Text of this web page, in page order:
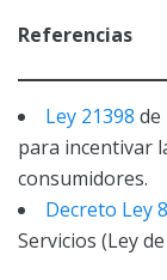
Referencias
Ley 21398 de
para incentivar
consumidores.
Decreto Ley
Servicios (Ley